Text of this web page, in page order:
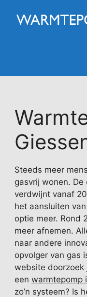
naar
Steeds meer
gasvrij wonen.
verdwijnt vanaf
het aansluiten
optie meer. Rond
meer afnemen.
naar andere
opvolger van gas
website doorzoek
een warmtepomp
zo’n systeem? Is